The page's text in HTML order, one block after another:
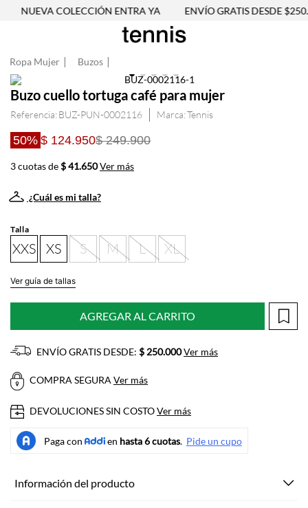
NUEVA COLECCIÓN ENTRA YA ENVÍO GRATIS DESDE
Ropa Mujer Buzos
Buzo cuello tortuga café para mujer
Referencia: BUZ-PUN-0002116 Tennis
50% $ 124.950$ 249.900
3 cuotas de$ 41.650Ver más
¿Cuál es mi talla?
Talla
XXS XS S M L XL
Ver guía de tallas
AGREGAR AL CARRITO
ENVÍO GRATIS DESDE: $ 250.000Ver más
COMPRA SEGURA Ver más
DEVOLUCIONES SIN COSTOVer más
Información del producto